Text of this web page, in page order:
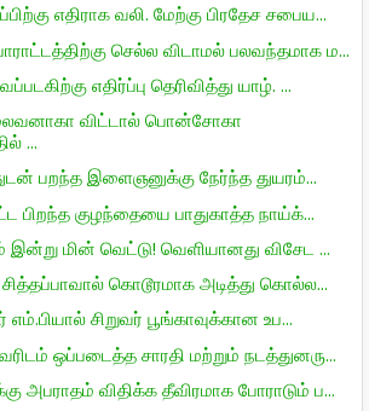
எதிராக வலி. மேற்கு பிரதேச சபைய...
செல்ல விடாமல் பலவந்தமாக ம...
எதிர்ப்பு தெரிவித்து யாழ். ...
விட்டால் பொன்சோகா
...
பறந்த இளைஞனுக்கு நேர்ந்த துயரம்...
பிறந்த குழந்தையை பாதுகாத்த நாய்க்...
இன்று மின் வெட்டு! வெளியானது விசேட ...
கொடூரமாக அடித்து கொல்ல...
எம்.பியால் சிறுவர் பூங்காவுக்கான உப...
ஒப்படைத்த சாரதி மற்றும் நடத்துனரு...
அபராதம் விதிக்க தீவிரமாக போராடும் ப...